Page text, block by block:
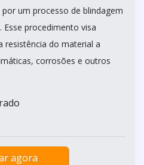
um processo de blindagem
procedimento visa
resistência do material a
corrosões e outros
agora